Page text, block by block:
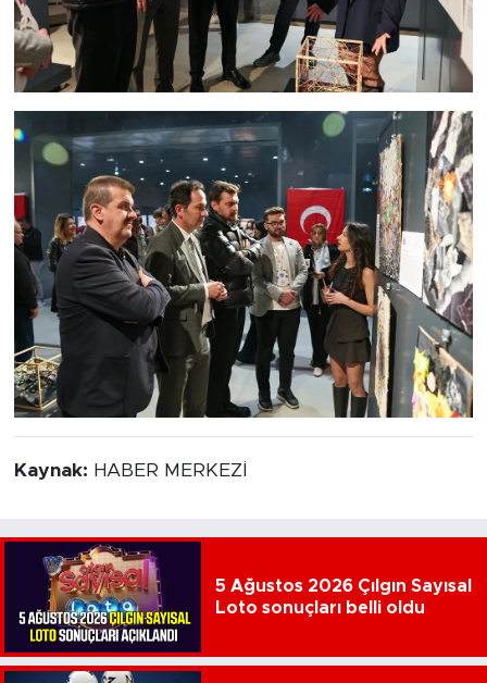
Kaynak: HABER MERKEZİ
5 Ağustos 2026 Çılgın Sayısal
Loto sonuçları belli oldu